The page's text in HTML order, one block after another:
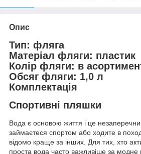
Опис
Тип: фляга
Матеріал фляги: пластик
Колір фляги: в
Обсяг фляги: 1,0 л
Комплектація
Спортивні пляшки
Вода є основою життя і це
займаєтеся спортом або ходите в
відомо краще за інших. Для тих, хто
проста вода часто важливіше за модне